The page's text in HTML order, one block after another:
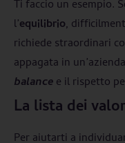
Ti faccio un esempio.
l’equilibrio,
richiede straordinari
appagata in
balancee il rispetto
La lista dei
Per aiutarti a